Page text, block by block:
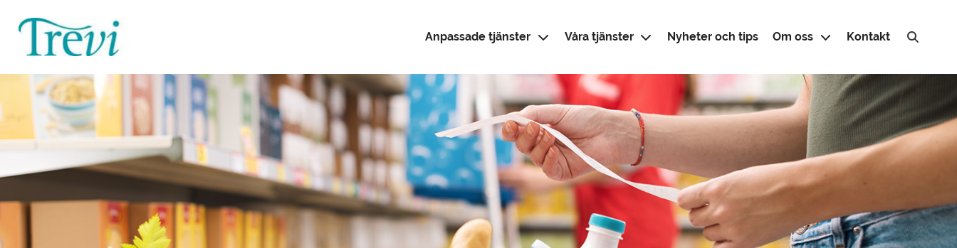
Anpassade tjänster Våra tjänster Nyheter och tips Om oss Kontakt
Sök efter: